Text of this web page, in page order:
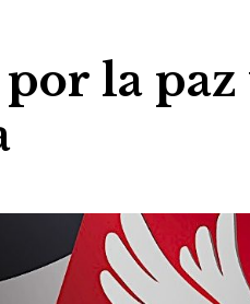
la paz